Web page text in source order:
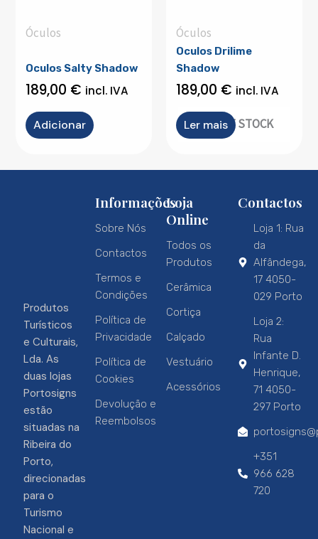
Óculos
Oculos Salty Shadow
189,00 € incl. IVA
Adicionar
Óculos
OUT OF STOCK
Oculos Drilime
Shadow
189,00 € incl. IVA
Ler mais
Produtos
Turísticos
e Culturais,
Lda. As
duas lojas
Portosigns
estão
situadas na
Ribeira do
Porto,
direcionadas
para o
Turismo
Nacional e
Informações
Sobre Nós
Contactos
Termos e
Condições
Política de
Privacidade
Política de
Cookies
Devolução e
Reembolsos
Loja
Online
Todos os
Produtos
Cerâmica
Cortiça
Calçado
Vestuário
Acessórios
Contactos
Loja 1: Rua
da
Alfândega,
17 4050-
029 Porto
Loja 2:
Rua
Infante D.
Henrique,
71 4050-
297 Porto
+351
966 628
720